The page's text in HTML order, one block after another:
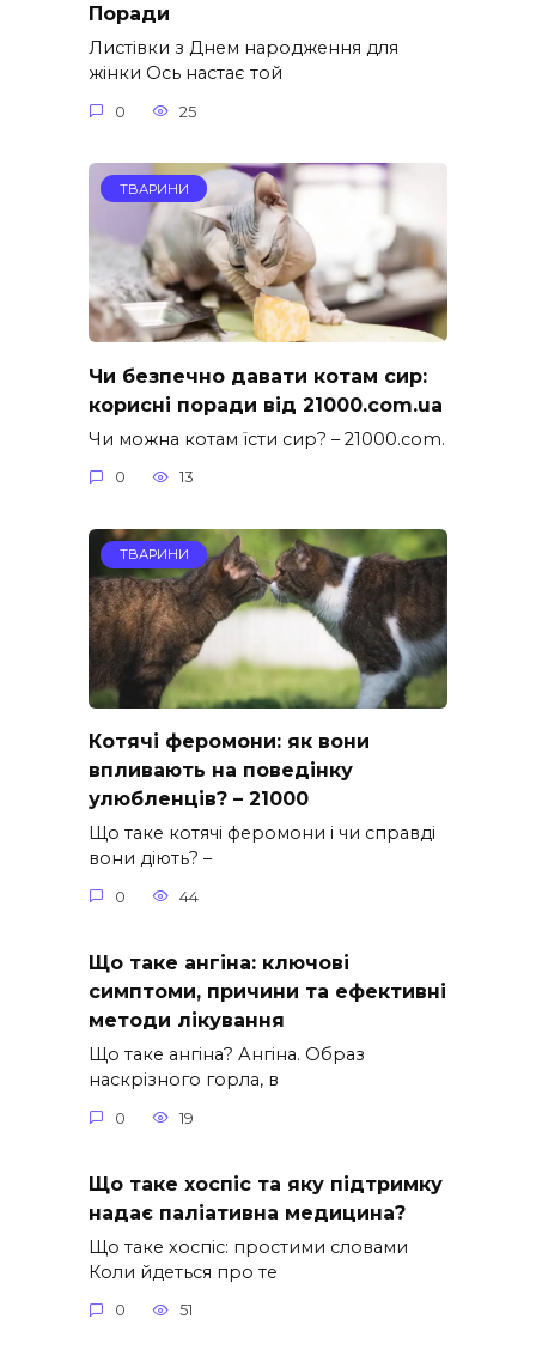
Поради
Листівки з Днем народження для
жінки Ось настає той
0 25
ТВАРИНИ
Чи безпечно давати котам сир:
корисні поради від 21000.com.ua
Чи можна котам їсти сир? – 21000.com.
0 13
ТВАРИНИ
Котячі феромони: як вони
впливають на поведінку
улюбленців? – 21000
Що таке котячі феромони і чи справді
вони діють? –
0 44
Що таке ангіна: ключові
симптоми, причини та ефективні
методи лікування
Що таке ангіна? Ангіна. Образ
наскрізного горла, в
0 19
Що таке хоспіс та яку підтримку
надає паліативна медицина?
Що таке хоспіс: простими словами
Коли йдеться про те
0 51